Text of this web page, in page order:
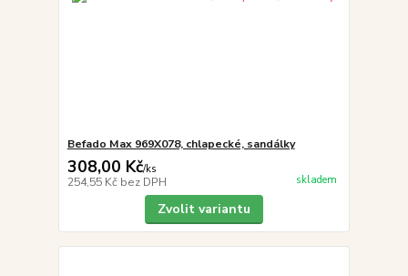
Befado Max 969X078, chlapecké, sandálky
308,00 Kč/ks
254,55 Kč bez DPH skladem
Zvolit variantu